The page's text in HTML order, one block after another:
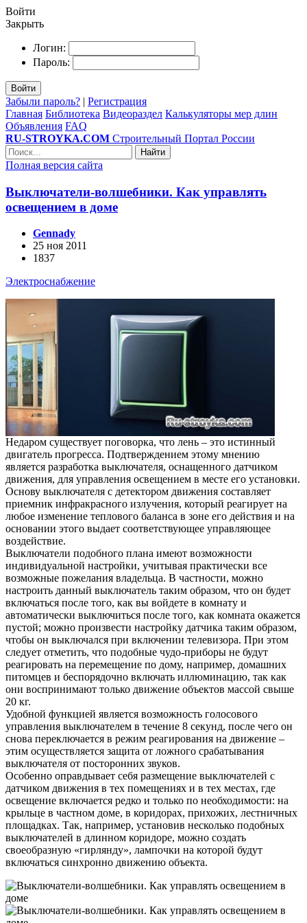
Войти
Закрыть
Логин:
Пароль:
Войти
Забыли пароль? | Регистрация
Главная Библиотека Видеораздел Калькуляторы мер длин
Объявления FAQ
RU-STROYKA.COM Строительный Портал России
Найти
Полная версия сайта
Выключатели-волшебники. Как управлять
освещением в доме
Gennady
25 ноя 2011
1837
Электроснабжение
Недаром существует поговорка, что лень – это истинный
двигатель прогресса. Подтверждением этому мнению
является разработка выключателя, оснащенного датчиком
движения, для управления освещением в месте его установки.
Основу выключателя с детектором движения составляет
приемник инфракрасного излучения, который реагирует на
любое изменение теплового баланса в зоне его действия и на
основании этого выдает соответствующее управляющее
воздействие.
Выключатели подобного плана имеют возможности
индивидуальной настройки, учитывая практически все
возможные пожелания владельца. В частности, можно
настроить данный выключатель таким образом, что он будет
включаться после того, как вы войдете в комнату и
автоматически выключиться после того, как комната окажется
пустой; можно произвести настройку датчика таким образом,
чтобы он выключался при включении телевизора. При этом
следует отметить, что подобные чудо-приборы не будут
реагировать на перемещение по дому, например, домашних
питомцев и беспорядочно включать иллюминацию, так как
они воспринимают только движение объектов массой свыше
20 кг.
Удобной функцией является возможность голосового
управления выключателем в течение 8 секунд, после чего он
снова переключается в режим реагирования на движение –
этим осуществляется защита от ложного срабатывания
выключателя от посторонних звуков.
Особенно оправдывает себя размещение выключателей с
датчиком движения в тех помещениях и в тех местах, где
освещение включается редко и только по необходимости: на
крыльце в частном доме, в коридорах, прихожих, лестничных
площадках. Так, например, установив несколько подобных
выключателей в длинном коридоре, можно создать
своеобразную «гирлянду», лампочки на которой будут
включаться синхронно движению объекта.